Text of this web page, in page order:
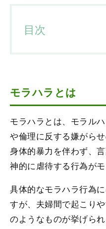
目次
モラハラとは
モラハラとは、モラル
や倫理に反する嫌がら
身体的暴力を伴わず、
神的に虐待する行為が
具体的なモラハラ行為
すが、夫婦間で起こり
のようなものが挙げられ